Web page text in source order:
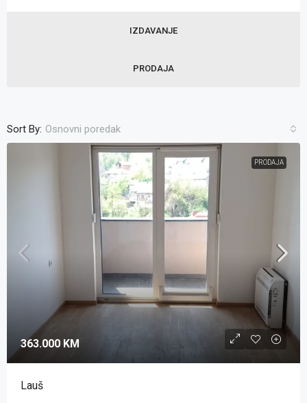
IZDAVANJE
PRODAJA
Sort By: Osnovni poredak
PRODAJA
363.000 KM
Lauš